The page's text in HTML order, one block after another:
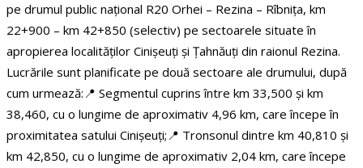
pe drumul public național R20 Orhei – Rezina – Rîbnița, km
22+900 – km 42+850 (selectiv) pe sectoarele situate în
apropierea localităților Cinișeuți și Țahnăuți din raionul Rezina.
Lucrările sunt planificate pe două sectoare ale drumului, după
cum urmează:📍 Segmentul cuprins între km 33,500 și km
38,460, cu o lungime de aproximativ 4,96 km, care începe în
proximitatea satului Cinișeuți;📍 Tronsonul dintre km 40,810 și
km 42,850, cu o lungime de aproximativ 2,04 km, care începe